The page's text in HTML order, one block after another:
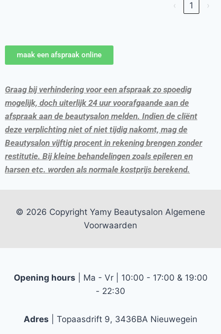
‹ 1 ›
maak een afspraak online
Graag bij verhindering voor een afspraak zo spoedig
mogelijk, doch uiterlijk 24 uur voorafgaande aan de
afspraak aan de beautysalon melden. Indien de cliënt
deze verplichting niet of niet tijdig nakomt, mag de
Beautysalon vijftig procent in rekening brengen zonder
restitutie. Bij kleine behandelingen zoals epileren en
harsen etc. worden als normale kostprijs berekend.
© 2026 Copyright Yamy Beautysalon Algemene
Voorwaarden
Opening hours | Ma - Vr | 10:00 - 17:00 & 19:00
- 22:30
Adres | Topaasdrift 9, 3436BA Nieuwegein